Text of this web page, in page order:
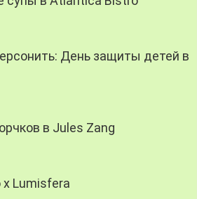
День защиты детей в
в Jules Zang
x Lumisfera